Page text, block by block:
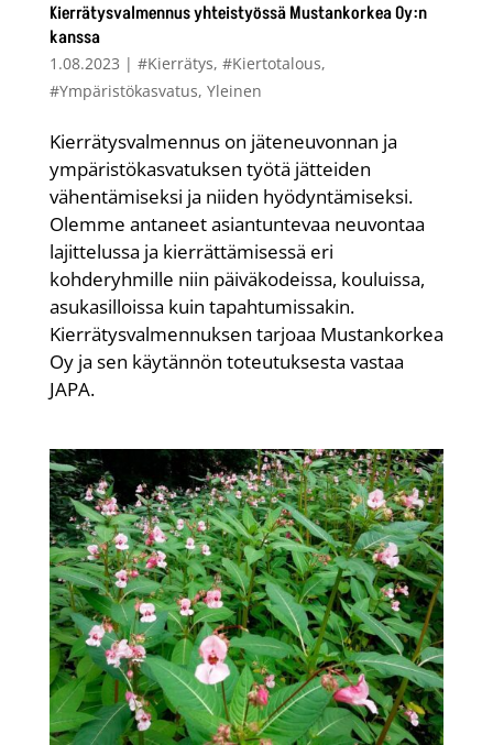
Kierrätysvalmennus yhteistyössä Mustankorkea Oy:n
kanssa
1.08.2023 | #Kierrätys, #Kiertotalous,
#Ympäristökasvatus, Yleinen
Kierrätysvalmennus on jäteneuvonnan ja
ympäristökasvatuksen työtä jätteiden
vähentämiseksi ja niiden hyödyntämiseksi.
Olemme antaneet asiantuntevaa neuvontaa
lajittelussa ja kierrättämisessä eri
kohderyhmille niin päiväkodeissa, kouluissa,
asukasilloissa kuin tapahtumissakin.
Kierrätysvalmennuksen tarjoaa Mustankorkea
Oy ja sen käytännön toteutuksesta vastaa
JAPA.